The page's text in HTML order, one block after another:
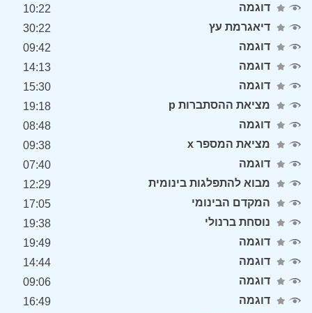
דוגמה
10:22
דיאגרמת עץ
30:22
דוגמה
09:42
דוגמה
14:13
דוגמה
15:30
מציאת ההסתברות p
19:18
דוגמה
08:48
מציאת המספר x
09:38
דוגמה
07:40
מבוא להתפלגות בינומית
12:29
המקדם הבינומי
17:05
נוסחת ברנולי
19:38
דוגמה
19:49
דוגמה
14:44
דוגמה
09:06
דוגמה
16:49